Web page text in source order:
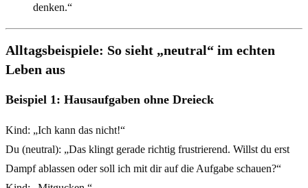
denken.“
Alltagsbeispiele: So sieht „neutral“ im echten
Leben aus
Beispiel 1: Hausaufgaben ohne Dreieck
Kind: „Ich kann das nicht!“
Du (neutral): „Das klingt gerade richtig frustrierend. Willst du erst
Dampf ablassen oder soll ich mit dir auf die Aufgabe schauen?“